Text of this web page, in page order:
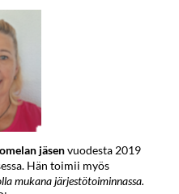
jäsenvuodesta 2019
Hän toimii myös
mukana järjestötoiminnassa.